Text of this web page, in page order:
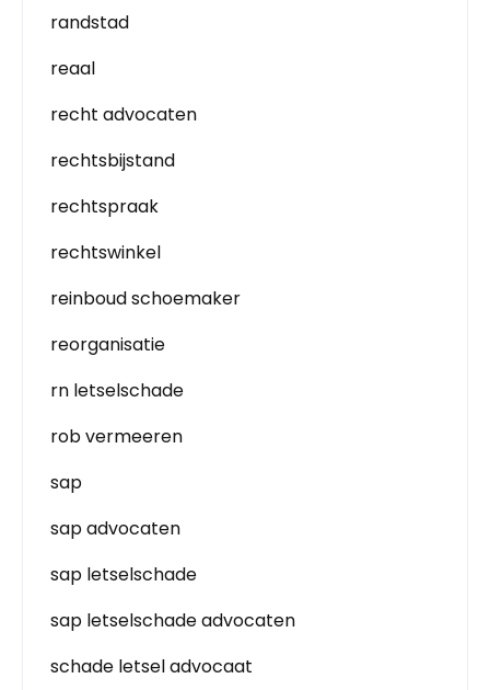
randstad
reaal
recht advocaten
rechtsbijstand
rechtspraak
rechtswinkel
reinboud schoemaker
reorganisatie
rn letselschade
rob vermeeren
sap
sap advocaten
sap letselschade
sap letselschade advocaten
schade letsel advocaat